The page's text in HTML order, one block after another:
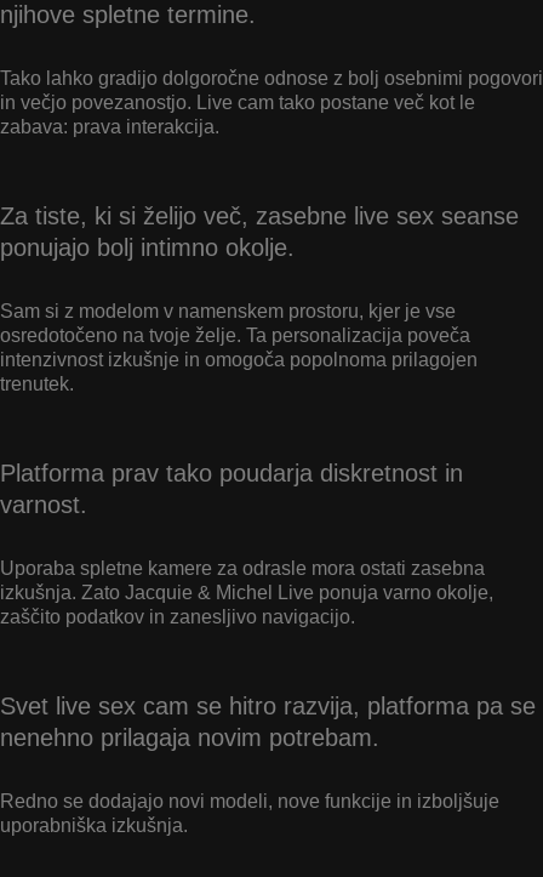
njihove spletne termine.
Tako lahko gradijo dolgoročne odnose z bolj osebnimi pogovori
in večjo povezanostjo. Live cam tako postane več kot le
zabava: prava interakcija.
Za tiste, ki si želijo več, zasebne live sex seanse
ponujajo bolj intimno okolje.
Sam si z modelom v namenskem prostoru, kjer je vse
osredotočeno na tvoje želje. Ta personalizacija poveča
intenzivnost izkušnje in omogoča popolnoma prilagojen
trenutek.
Platforma prav tako poudarja diskretnost in
varnost.
Uporaba spletne kamere za odrasle mora ostati zasebna
izkušnja. Zato Jacquie & Michel Live ponuja varno okolje,
zaščito podatkov in zanesljivo navigacijo.
Svet live sex cam se hitro razvija, platforma pa se
nenehno prilagaja novim potrebam.
Redno se dodajajo novi modeli, nove funkcije in izboljšuje
uporabniška izkušnja.